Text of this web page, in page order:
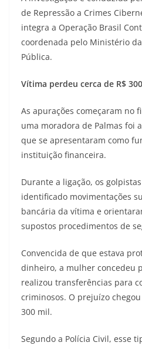
de Repressão a Crimes
integra a Operação Brasil
coordenada pelo Ministério
Pública.
Vítima perdeu cerca de R$
As apurações começaram no
uma moradora de Palmas foi
que se apresentaram como
instituição financeira.
Durante a ligação, os
identificado movimentações
bancária da vítima e
supostos procedimentos de
Convencida de que estava
dinheiro, a mulher concedeu
realizou transferências para
criminosos. O prejuízo
300 mil.
Segundo a Polícia Civil, esse